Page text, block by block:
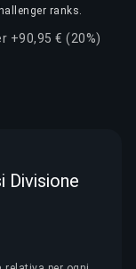
ranks.
+90,95 € (20%)
Divisione